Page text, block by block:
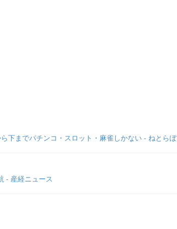
下までパチンコ・スロット・麻雀しかない - ねとらぼ
- 産経ニュース